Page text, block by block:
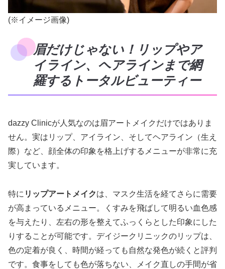
(※イメージ画像)
眉だけじゃない！リップやア
イライン、ヘアラインまで網
羅するトータルビューティー
dazzy Clinicが人気なのは眉アートメイクだけではありま
せん。実はリップ、アイライン、そしてヘアライン（生え
際）など、顔全体の印象を格上げするメニューが非常に充
実しています。
特に リップアートメイクは、マスク生活を経てさらに需要
が高まっているメニュー。くすみを飛ばして明るい血色感
を与えたり、左右の形を整えてふっくらとした印象にした
りすることが可能です。デイジークリニックのリップは、
色の定着が良く、時間が経っても自然な発色が続くと評判
です。食事をしても色が落ちない、メイク直しの手間が省